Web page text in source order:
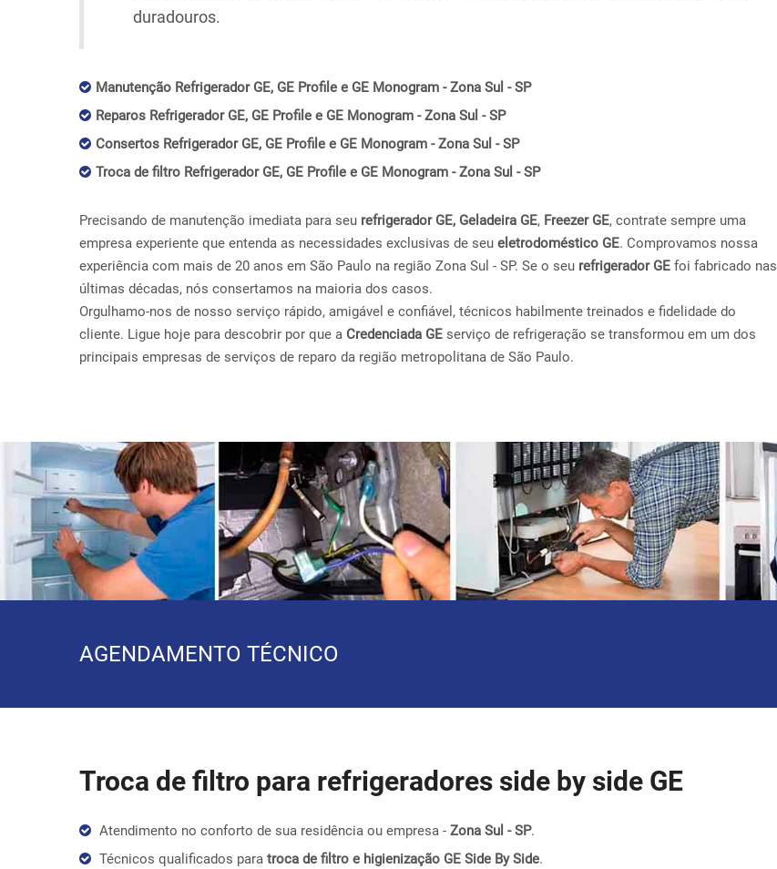
duradouros.
Manutenção Refrigerador GE, GE Profile e GE Monogram - Zona Sul - SP
Reparos Refrigerador GE, GE Profile e GE Monogram - Zona Sul - SP
Consertos Refrigerador GE, GE Profile e GE Monogram - Zona Sul - SP
Troca de filtro Refrigerador GE, GE Profile e GE Monogram - Zona Sul - SP
Precisando de manutenção imediata para seu refrigerador GE, Geladeira GE, Freezer GE, contrate sempre uma
empresa experiente que entenda as necessidades exclusivas de seu eletrodoméstico GE. Comprovamos nossa
experiência com mais de 20 anos em São Paulo na região Zona Sul - SP. Se o seu refrigerador GE foi fabricado nas
últimas décadas, nós consertamos na maioria dos casos.
Orgulhamo-nos de nosso serviço rápido, amigável e confiável, técnicos habilmente treinados e fidelidade do
cliente. Ligue hoje para descobrir por que a Credenciada GE serviço de refrigeração se transformou em um dos
principais empresas de serviços de reparo da região metropolitana de São Paulo.
AGENDAMENTO TÉCNICO
Troca de filtro para refrigeradores side by side GE
Atendimento no conforto de sua residência ou empresa - Zona Sul - SP.
Técnicos qualificados para troca de filtro e higienização GE Side By Side.